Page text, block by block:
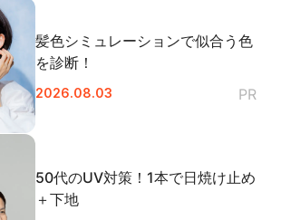
髪色シミュレーションで似合う色
を診断！
2026.08.03 PR
50代のUV対策！1本で日焼け止め
＋下地